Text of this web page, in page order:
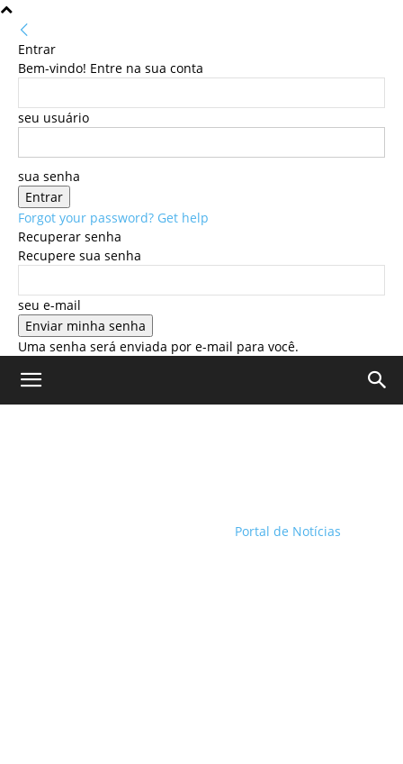
Entrar
Bem-vindo! Entre na sua conta
seu usuário
sua senha
Forgot your password? Get help
Recuperar senha
Recupere sua senha
seu e-mail
Uma senha será enviada por e-mail para você.
Portal de Notícias